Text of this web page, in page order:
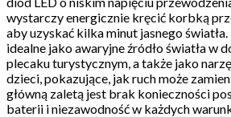
wystarczy energicznie kręcić korbką
aby uzyskać kilka minut jasnego
idealne jako awaryjne źródło światła w
plecaku turystycznym, a także jako
dzieci, pokazujące, jak ruch może
główną zaletą jest brak konieczności
baterii i niezawodność w każdych